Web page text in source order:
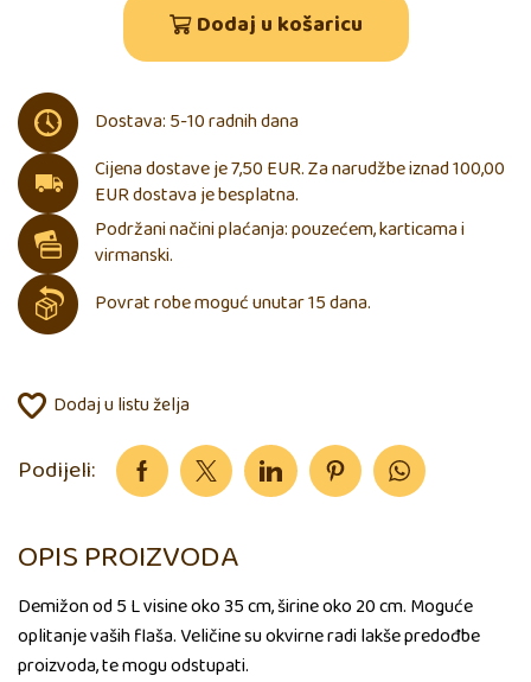
Dodaj u košaricu
Dostava: 5-10 radnih dana
Cijena dostave je 7,50 EUR. Za narudžbe iznad 100,00
EUR dostava je besplatna.
Podržani načini plaćanja: pouzećem, karticama i
virmanski.
Povrat robe moguć unutar 15 dana.
Dodaj u listu želja
Podijeli:
OPIS PROIZVODA
Demižon od 5 L visine oko 35 cm, širine oko 20 cm. Moguće
oplitanje vaših flaša. Veličine su okvirne radi lakše predođbe
proizvoda, te mogu odstupati.